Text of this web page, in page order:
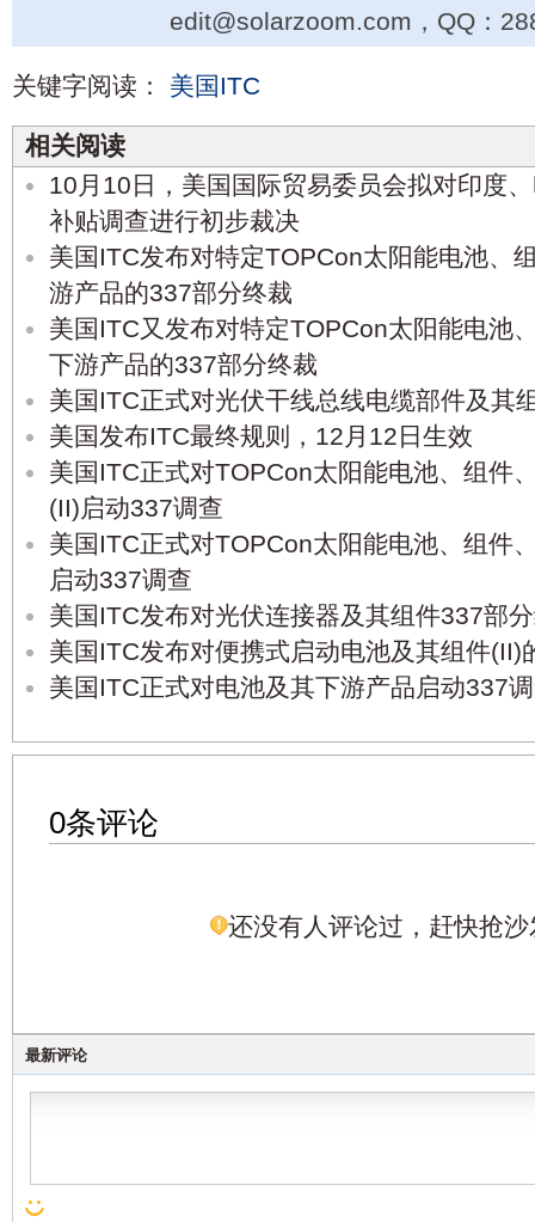
edit@solarzoom.com，QQ：
关键字阅读： 美国ITC
相关阅读
10月10日，美国国际贸易委员会拟对印度
补贴调查进行初步裁决
美国ITC发布对特定TOPCon太阳能电池、
游产品的337部分终裁
美国ITC又发布对特定TOPCon太阳能电池
下游产品的337部分终裁
美国ITC正式对光伏干线总线电缆部件及其
美国发布ITC最终规则，12月12日生效
美国ITC正式对TOPCon太阳能电池、组件
(II)启动337调查
美国ITC正式对TOPCon太阳能电池、组件
启动337调查
美国ITC发布对光伏连接器及其组件337部
美国ITC发布对便携式启动电池及其组件(II)
美国ITC正式对电池及其下游产品启动337
0条评论
还没有人评论过，赶快抢沙
最新评论